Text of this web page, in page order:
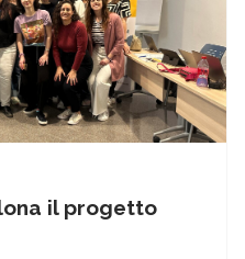
il progetto